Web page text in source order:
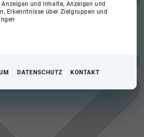
und Inhalte, Anzeigen und
Erkenntnisse über Zielgruppen und
DATENSCHUTZ KONTAKT